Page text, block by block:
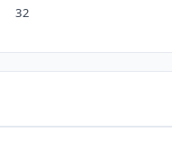
32